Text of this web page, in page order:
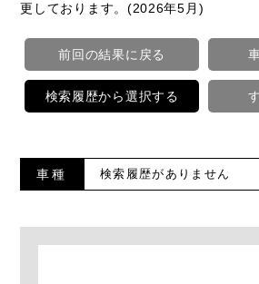
更しております。(2026年5月)
前回の結果に戻る
検索履歴から選択する
車種